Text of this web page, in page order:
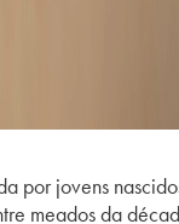
por jovens
meados da